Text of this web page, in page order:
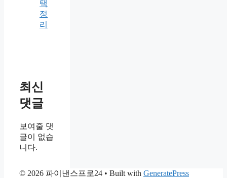
택
정
리
최신
댓글
보여줄 댓
글이 없습
니다.
© 2026 파이낸스프로24 • Built with GeneratePress